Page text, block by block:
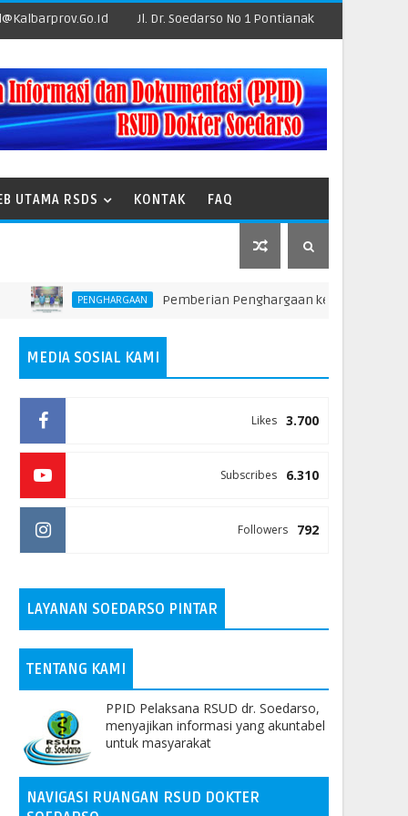
Jl. Dr. Soedarso No 1 Pontianak
UTAMA RSDS KONTAK FAQ
PENGHARGAAN Pemberian Penghargaan kepada Unit Teraktif
MEDIA SOSIAL KAMI
3.700
Likes
6.310
Subscribes
792
Followers
LAYANAN SOEDARSO PINTAR
TENTANG KAMI
PPID Pelaksana RSUD dr. Soedarso,
menyajikan informasi yang akuntabel
untuk masyarakat
NAVIGASI RUANGAN RSUD DOKTER